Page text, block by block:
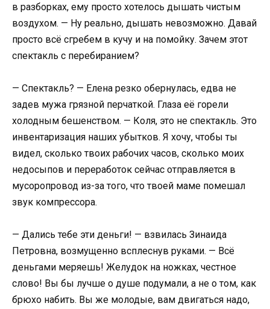
в разборках, ему просто хотелось дышать чистым
воздухом. — Ну реально, дышать невозможно. Давай
просто всё сгребем в кучу и на помойку. Зачем этот
спектакль с перебиранием?
— Спектакль? — Елена резко обернулась, едва не
задев мужа грязной перчаткой. Глаза её горели
холодным бешенством. — Коля, это не спектакль. Это
инвентаризация наших убытков. Я хочу, чтобы ты
видел, сколько твоих рабочих часов, сколько моих
недосыпов и переработок сейчас отправляется в
мусоропровод из-за того, что твоей маме помешал
звук компрессора.
— Дались тебе эти деньги! — взвилась Зинаида
Петровна, возмущенно всплеснув руками. — Всё
деньгами меряешь! Желудок на ножках, честное
слово! Вы бы лучше о душе подумали, а не о том, как
брюхо набить. Вы же молодые, вам двигаться надо,